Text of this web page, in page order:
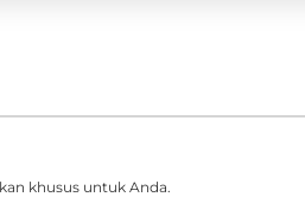
khusus untuk Anda.